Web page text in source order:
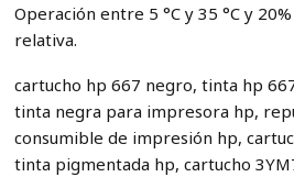
Operación entre 5 °C y 35 °C y
relativa.
cartucho hp 667 negro, tinta hp
tinta negra para impresora hp,
consumible de impresión hp,
tinta pigmentada hp, cartucho